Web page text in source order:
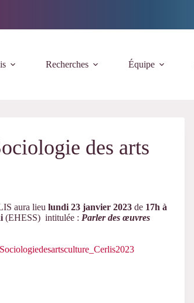
Recherches Équipe
des arts
aura lieu lundi 23 janvier 2023 de 17h à
(EHESS) intitulée : Parler des œuvres